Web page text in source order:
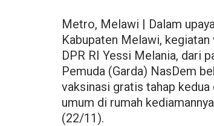
Metro, Melawi | Dalam
Kabupaten Melawi,
DPR RI Yessi Melania, dari
Pemuda (Garda) NasDem
vaksinasi gratis tahap
umum di rumah
(22/11).